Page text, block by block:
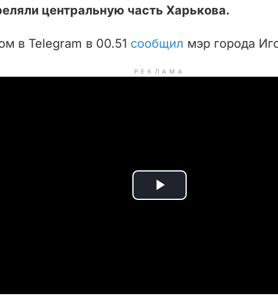
центральную часть Харькова.
в Telegram в 00.51 сообщил мэр города
РЕКЛАМА
P